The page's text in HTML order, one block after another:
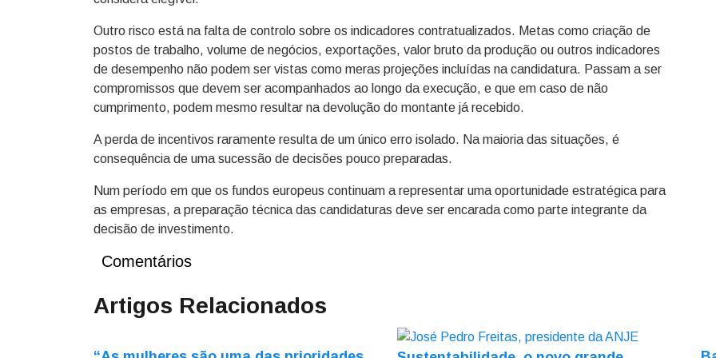
Outro risco está na falta de controlo sobre os indicadores contratualizados. Metas como criação de
postos de trabalho, volume de negócios, exportações, valor bruto da produção ou outros indicadores
de desempenho não podem ser vistas como meras projeções incluídas na candidatura. Passam a ser
compromissos que devem ser acompanhados ao longo da execução, e que em caso de não
cumprimento, podem mesmo resultar na devolução do montante já recebido.
A perda de incentivos raramente resulta de um único erro isolado. Na maioria das situações, é
consequência de uma sucessão de decisões pouco preparadas.
Num período em que os fundos europeus continuam a representar uma oportunidade estratégica para
as empresas, a preparação técnica das candidaturas deve ser encarada como parte integrante da
decisão de investimento.
Comentários
Artigos Relacionados